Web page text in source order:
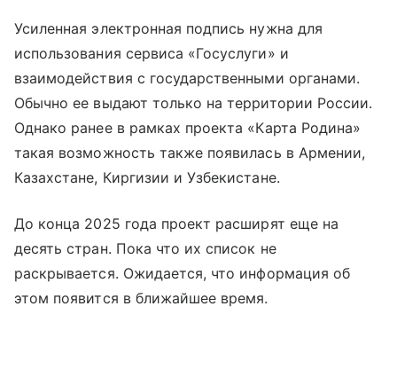
Усиленная электронная подпись нужна для
использования сервиса «Госуслуги» и
взаимодействия с государственными органами.
Обычно ее выдают только на территории России.
Однако ранее в рамках проекта «Карта Родина»
такая возможность также появилась в Армении,
Казахстане, Киргизии и Узбекистане.
До конца 2025 года проект расширят еще на
десять стран. Пока что их список не
раскрывается. Ожидается, что информация об
этом появится в ближайшее время.